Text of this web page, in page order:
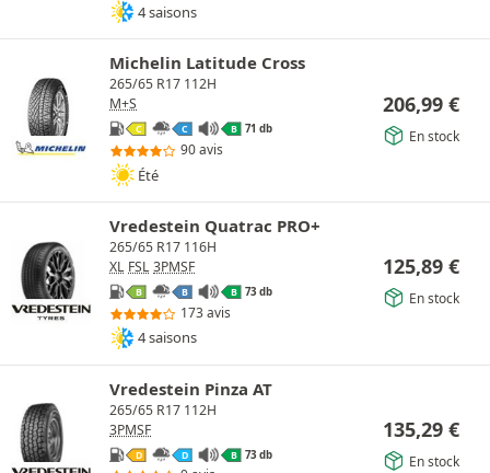
4 saisons
Michelin Latitude Cross
265/65 R17 112H
M+S
C C B 71 db
90 avis
Été
206,99 €
En stock
Vredestein Quatrac PRO+
265/65 R17 116H
XL FSL 3PMSF
B B B 73 db
173 avis
4 saisons
125,89 €
En stock
Vredestein Pinza AT
265/65 R17 112H
3PMSF
D D B 73 db
135,29 €
En stock